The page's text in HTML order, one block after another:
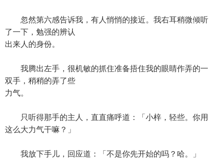
忽然第六感告诉我，有人悄悄的接近。我右耳稍微倾听
了一下，勉强的辨认
出来人的身份。
我腾出左手，很机敏的抓住准备捂住我的眼睛作弄的一
双手，稍稍的弄了些
力气。
只听得那手的主人，直直痛呼道：「小梓，轻些。你用
这么大力气干嘛？」
我放下手儿，回应道：「不是你先开始的吗？哈。」